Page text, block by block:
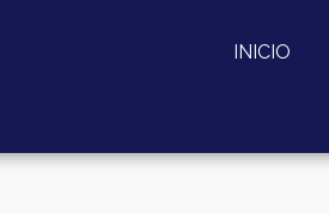
INICIO